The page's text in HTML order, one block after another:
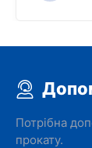
Потрібна
прокату.